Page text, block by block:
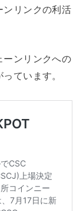
ンリンクの利活
ーンリンクへの
ています。